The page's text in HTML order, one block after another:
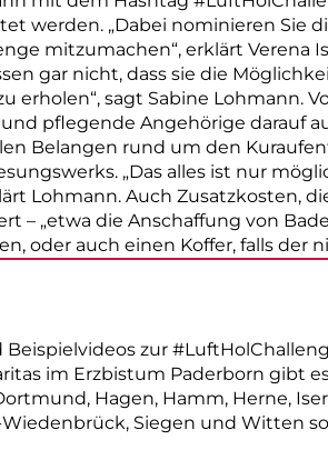
werden. „Dabei nominieren Sie
mitzumachen“, erklärt Verena
gar nicht, dass sie die
erholen“, sagt Sabine Lohmann.
pflegende Angehörige darauf
Belangen rund um den
„Das alles ist nur
Lohmann. Auch Zusatzkosten,
– „etwa die Anschaffung von
oder auch einen Koffer, falls der
zur
im Erzbistum Paderborn gibt
Hagen, Hamm, Herne,
Siegen und Witten